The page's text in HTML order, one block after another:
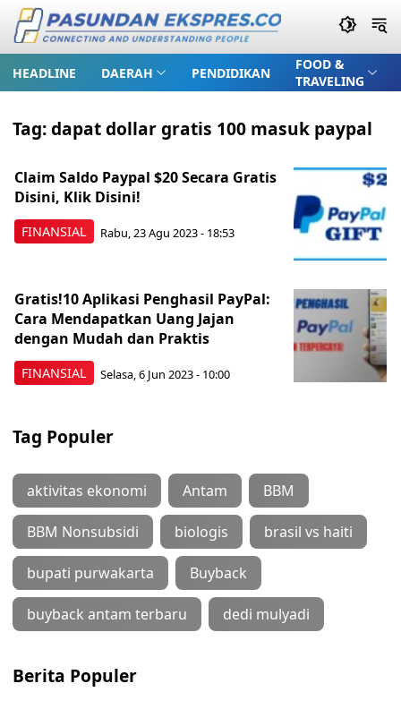
HEADLINE DAERAH PENDIDIKAN
FOOD &
TRAVELING
Tag:dapat dollar gratis 100 masuk paypal
FINANSIAL
Claim Saldo Paypal $20 Secara Gratis
Disini, Klik Disini!
Rabu, 23 Agu 2023 - 18:53
FINANSIAL
Gratis!10 Aplikasi Penghasil PayPal:
Cara Mendapatkan Uang Jajan
dengan Mudah dan Praktis
Selasa, 6 Jun 2023 - 10:00
Tag Populer
aktivitas ekonomi Antam BBM
BBM Nonsubsidi biologis brasil vs haiti
bupati purwakarta Buyback
buyback antam terbaru dedi mulyadi
Berita Populer